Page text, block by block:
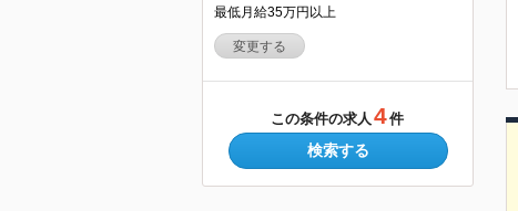
最低月給35万円以上
変更する
この条件の求人 4件
検索する